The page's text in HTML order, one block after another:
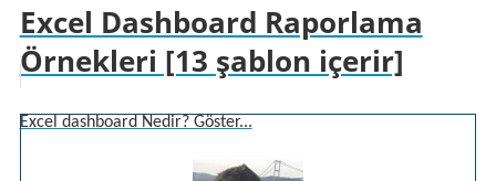
Excel Dashboard Raporlama
Örnekleri [13 şablon içerir]
Excel dashboard Nedir? Göster...